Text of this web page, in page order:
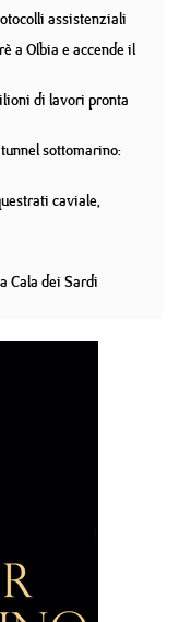
assistenziali
a Olbia e accende il
di lavori pronta
sottomarino:
caviale,
Cala dei Sardi